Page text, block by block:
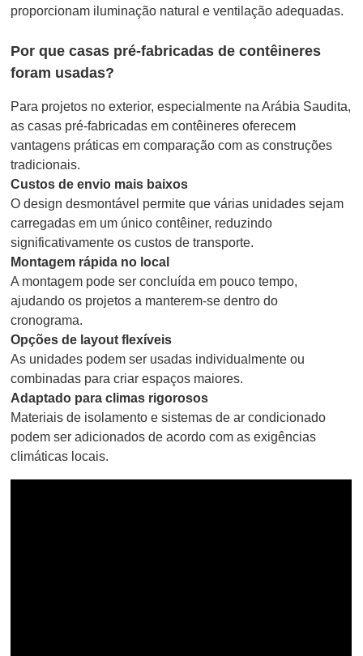
proporcionam iluminação natural e ventilação adequadas.
Por que casas pré-fabricadas de contêineres
foram usadas?
Para projetos no exterior, especialmente na Arábia Saudita,
as casas pré-fabricadas em contêineres oferecem
vantagens práticas em comparação com as construções
tradicionais.
Custos de envio mais baixos
O design desmontável permite que várias unidades sejam
carregadas em um único contêiner, reduzindo
significativamente os custos de transporte.
Montagem rápida no local
A montagem pode ser concluída em pouco tempo,
ajudando os projetos a manterem-se dentro do
cronograma.
Opções de layout flexíveis
As unidades podem ser usadas individualmente ou
combinadas para criar espaços maiores.
Adaptado para climas rigorosos
Materiais de isolamento e sistemas de ar condicionado
podem ser adicionados de acordo com as exigências
climáticas locais.